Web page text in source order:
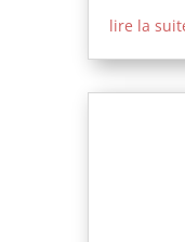
lire la